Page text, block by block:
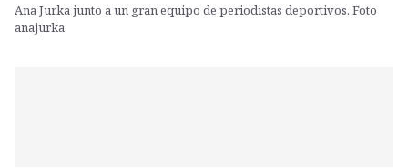
Ana Jurka junto a un gran equipo de periodistas deportivos. Foto
anajurka